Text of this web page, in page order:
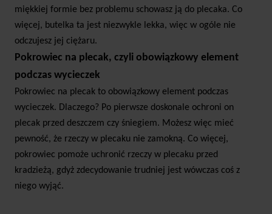
miękkiej formie bez problemu schowasz ją do plecaka. Co
więcej, butelka ta jest niezwykle lekka, więc w ogóle nie
odczujesz jej ciężaru.
Pokrowiec na plecak, czyli obowiązkowy element
podczas wycieczek
Pokrowiec na plecak to obowiązkowy element podczas
wycieczek. Dlaczego? Po pierwsze doskonale ochroni on
plecak przed deszczem czy śniegiem. Możesz więc mieć
pewność, że rzeczy w plecaku nie zamokną. Co więcej,
pokrowiec pomoże uchronić rzeczy w plecaku przed
kradzieżą, gdyż zdecydowanie trudniej jest wówczas coś z
niego wyjąć.